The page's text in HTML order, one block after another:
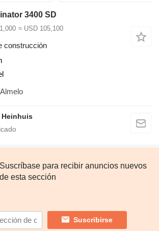
3400 SD
≈ USD 105,100
construcción
Heinhuis
Suscríbase para recibir anuncios nuevos
de esta sección
Suscribirse